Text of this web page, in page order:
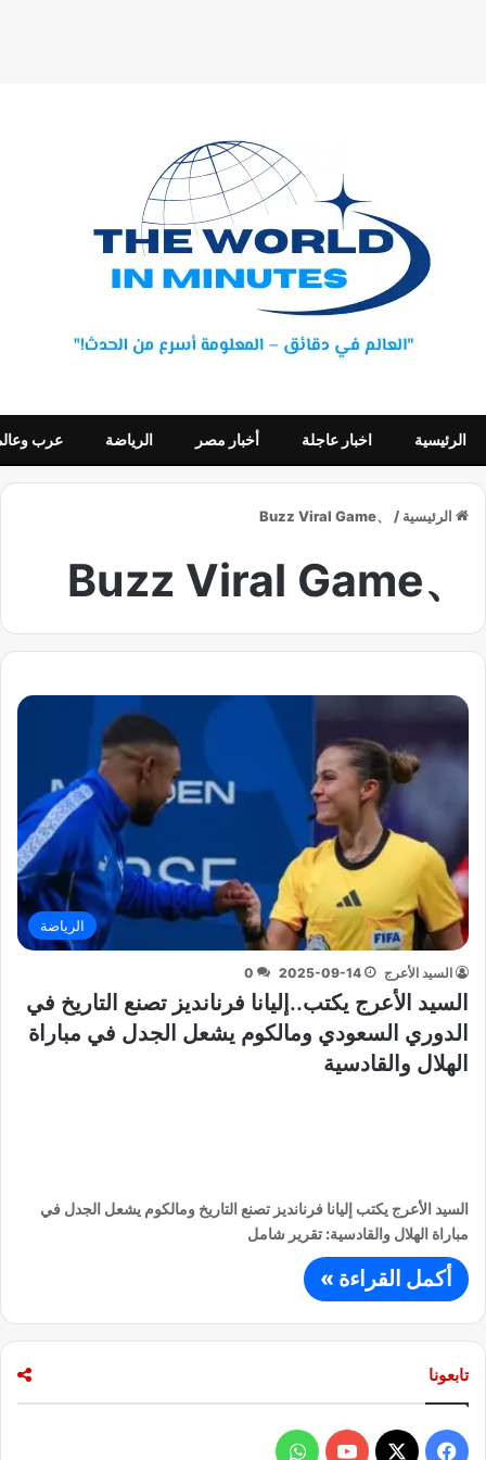
الرئيسية اخبار عاجلة أخبار مصر الرياضة عرب
الرئيسية /
、Buzz Viral Game
、Buzz Viral Game
الرياضة
السيد الأعرج 2025-09-14
0
السيد الأعرج يكتب..إليانا فرنانديز تصنع التاريخ في
الدوري السعودي ومالكوم يشعل الجدل في مباراة
الهلال والقادسية
السيد الأعرج يكتب إليانا فرنانديز تصنع التاريخ ومالكوم يشعل الجدل في
مباراة الهلال والقادسية: تقرير شامل
أكمل القراءة »
تابعونا